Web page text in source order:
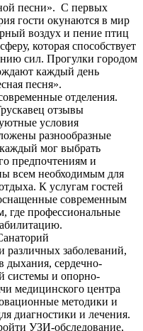
песни». С первых
гости окунаются в мир
воздух и пение птиц
которая способствует
сил. Прогулки городом
каждый день
песня».
отделения.
отзывы
условия
разнообразные
мог выбрать
предпочтениям и
всем необходимым для
К услугам гостей
современным
где профессиональные
различных заболеваний,
дыхания, сердечно-
системы и опорно-
медицинского центра
методики и
диагностики и лечения.
УЗИ-обследование,